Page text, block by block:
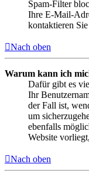
Spam-Filter
Ihre E-Mail-
kontaktieren
Nach oben
Warum kann ich
Dafür gibt es
Ihr
der Fall ist,
um
ebenfalls
Website
Nach oben